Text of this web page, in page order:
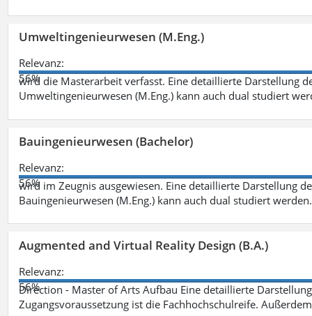
Umweltingenieurwesen (M.Eng.)
Relevanz:
56%
wird die Masterarbeit verfasst. Eine detaillierte Darstellung
Umweltingenieurwesen (M.Eng.) kann auch dual studiert
Bauingenieurwesen (Bachelor)
Relevanz:
56%
wird im Zeugnis ausgewiesen. Eine detaillierte Darstellung
Bauingenieurwesen (M.Eng.) kann auch dual studiert
Augmented and Virtual Reality Design (B.A.)
Relevanz:
56%
Direction - Master of Arts Aufbau Eine detaillierte
Zugangsvoraussetzung ist die Fachhochschulreife.